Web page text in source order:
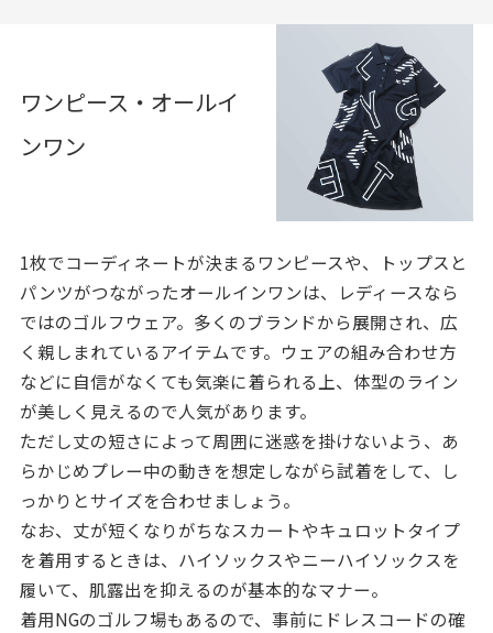
ワンピース・オールイ
ンワン
1枚でコーディネートが決まるワンピースや、トップスと
パンツがつながったオールインワンは、レディースなら
ではのゴルフウェア。多くのブランドから展開され、広
く親しまれているアイテムです。ウェアの組み合わせ方
などに自信がなくても気楽に着られる上、体型のライン
が美しく見えるので人気があります。
ただし丈の短さによって周囲に迷惑を掛けないよう、あ
らかじめプレー中の動きを想定しながら試着をして、し
っかりとサイズを合わせましょう。
なお、丈が短くなりがちなスカートやキュロットタイプ
を着用するときは、ハイソックスやニーハイソックスを
履いて、肌露出を抑えるのが基本的なマナー。
着用NGのゴルフ場もあるので、事前にドレスコードの確